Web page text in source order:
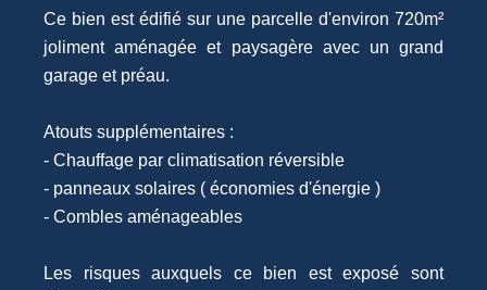
Ce bien est édifié sur une parcelle d'environ 720m²
joliment aménagée et paysagère avec un grand
garage et préau.
Atouts supplémentaires :
- Chauffage par climatisation réversible
- panneaux solaires ( économies d'énergie )
- Combles aménageables
Les risques auxquels ce bien est exposé sont